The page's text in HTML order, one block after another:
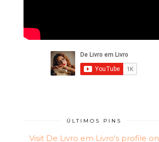
ÚLTIMOS PINS
Visit De Livro em Livro's profile on